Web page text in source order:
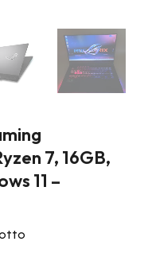
7, 16GB,
11 –